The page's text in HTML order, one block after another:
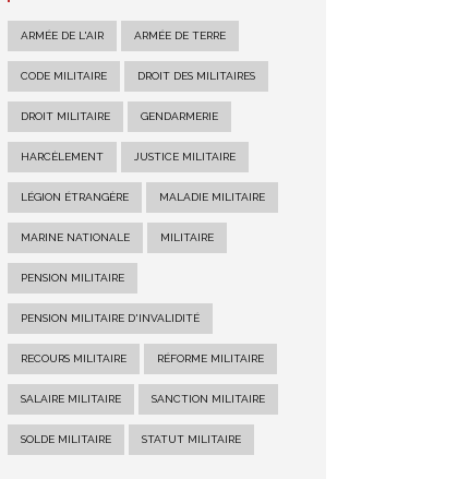
ARMÉE DE L'AIR ARMÉE DE TERRE
CODE MILITAIRE DROIT DES MILITAIRES
DROIT MILITAIRE GENDARMERIE
HARCÈLEMENT JUSTICE MILITAIRE
LÉGION ÉTRANGÈRE MALADIE MILITAIRE
MARINE NATIONALE MILITAIRE
PENSION MILITAIRE
PENSION MILITAIRE D'INVALIDITÉ
RECOURS MILITAIRE RÉFORME MILITAIRE
SALAIRE MILITAIRE SANCTION MILITAIRE
SOLDE MILITAIRE STATUT MILITAIRE